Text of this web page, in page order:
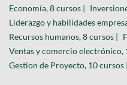
Economía, 8 cursos |
Liderazgo y habilidades
Recursos humanos, 8 cursos |
Ventas y comercio electrónico,
Gestion de Proyecto, 10 cursos |